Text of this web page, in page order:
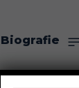
Biografie
O nas